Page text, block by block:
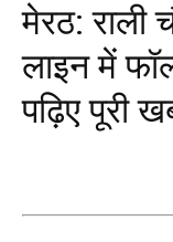
मेरठ: राली
लाइन में
पढ़िए पूरी